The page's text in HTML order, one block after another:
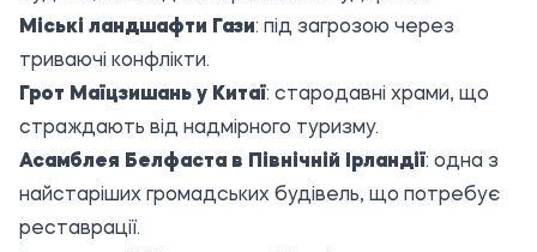
Міські ландшафти Гази: під загрозою через
триваючі конфлікти.
Грот Маїцзишань у Китаї: стародавні храми, що
страждають від надмірного туризму.
Асамблея Белфаста в Північній Ірландії: одна з
найстаріших громадських будівель, що потребує
реставрації.